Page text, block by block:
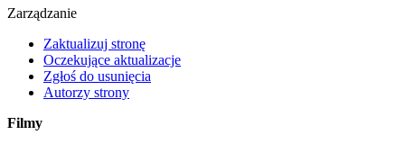
Zarządzanie
Zaktualizuj stronę
Oczekujące aktualizacje
Zgłoś do usunięcia
Autorzy strony
Filmy